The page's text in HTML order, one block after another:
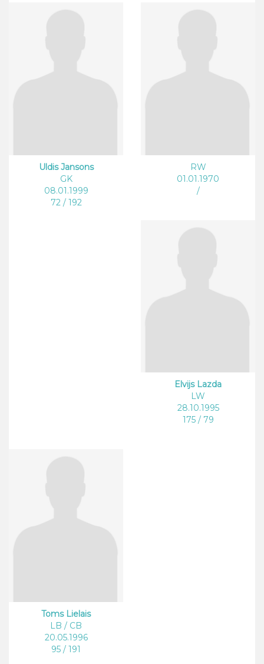
Uldis Jansons
GK
08.01.1999
72 / 192
RW
01.01.1970
/
Elvijs Lazda
LW
28.10.1995
175 / 79
Toms Lielais
LB / CB
20.05.1996
95 / 191